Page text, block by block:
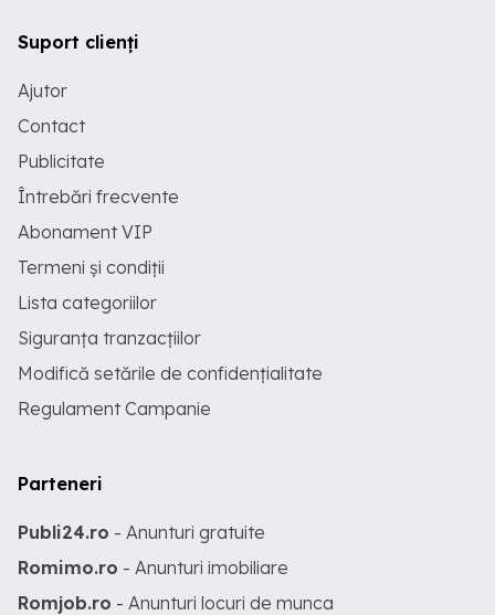
Suport clienți
Ajutor
Contact
Publicitate
Întrebări frecvente
Abonament VIP
Termeni și condiții
Lista categoriilor
Siguranța tranzacțiilor
Modifică setările de confidențialitate
Regulament Campanie
Parteneri
Publi24.ro - Anunturi gratuite
Romimo.ro - Anunturi imobiliare
Romjob.ro - Anunturi locuri de munca